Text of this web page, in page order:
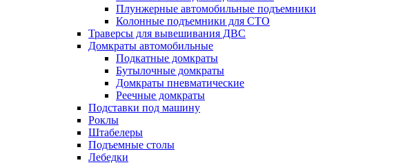
Плунжерные автомобильные подъемники
Колонные подъемники для СТО
Траверсы для вывешивания ДВС
Домкраты автомобильные
Подкатные домкраты
Бутылочные домкраты
Домкраты пневматические
Реечные домкраты
Подставки под машину
Роклы
Штабелеры
Подъемные столы
Лебедки